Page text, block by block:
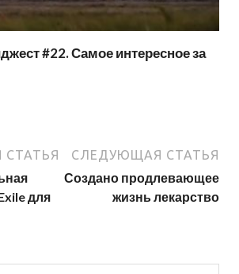
#22. Самое интересное за
для
СЛЕДУЮЩАЯ СТАТЬЯ
Создано продлевающее
жизнь лекарство